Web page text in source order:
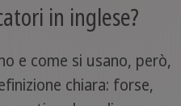
in inglese?
e come si usano, però,
chiara: forse,